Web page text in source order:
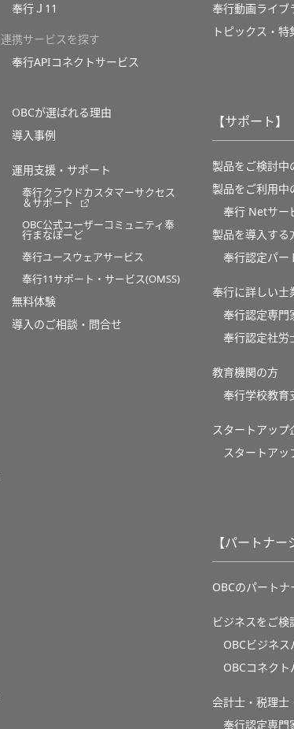
奉行Ｊ11
連携サービスを探す
奉行APIコネクトサービス
OBCが選ばれる理由
導入事例
運用支援・サポート
奉行クラウドカスタマーサクセス
＆サポート
OBC公式ユーザーコミュニティ奉
行まなぼーど
奉行ユースウェアサービス
奉行11サポート・サービス(OMSS)
無料体験
導入のご相談・問合せ
奉行動画ライブ
トピックス・特
【サポート】
製品をご検討中
製品をご利用中
奉行 Netサー
製品を導入する
奉行認定パー
奉行に詳しい士
奉行認定専門
奉行認定社労
教育機関の方
奉⾏学校教育
スタートアップ
スタートアッ
【パートナー
OBCのパートナ
ビジネスをご検
OBCビジネス
OBCコネクト
会計士・税理士
奉行認定専門